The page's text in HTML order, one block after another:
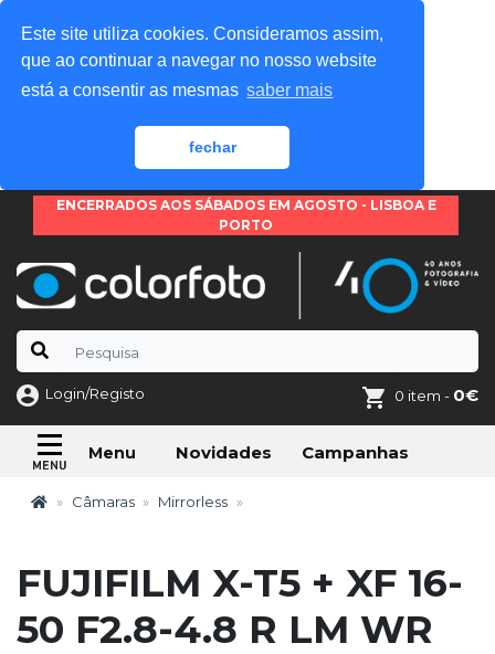
Este site utiliza cookies. Consideramos assim,
que ao continuar a navegar no nosso website
está a consentir as mesmas saber mais
fechar
ENCERRADOS AOS SÁBADOS EM AGOSTO - LISBOA E
PORTO
Login/Registo 0 item - 0€
Menu Novidades Campanhas
Câmaras Mirrorless
FUJIFILM X-T5 + XF 16-
50 F2.8-4.8 R LM WR